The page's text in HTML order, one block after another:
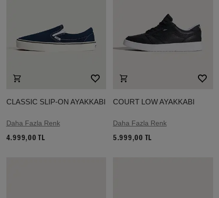
CLASSIC SLIP-ON AYAKKABI
Daha Fazla Renk
4.999,00 TL
COURT LOW AYAKKABI
Daha Fazla Renk
5.999,00 TL